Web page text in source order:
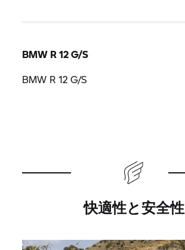
BMW R 12 G/S
BMW R 12 G/S
快適性と安全性